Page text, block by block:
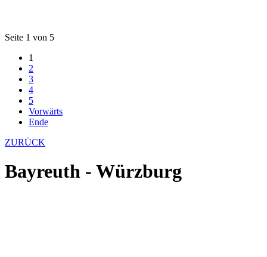
Seite 1 von 5
1
2
3
4
5
Vorwärts
Ende
ZURÜCK
Bayreuth - Würzburg